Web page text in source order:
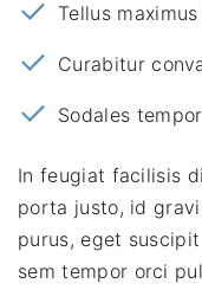
Tellus
Curabitur
Sodales tempor
In feugiat facilisis
porta justo, id
purus, eget
sem tempor orci